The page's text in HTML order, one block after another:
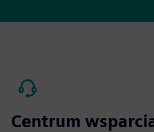
Centrum